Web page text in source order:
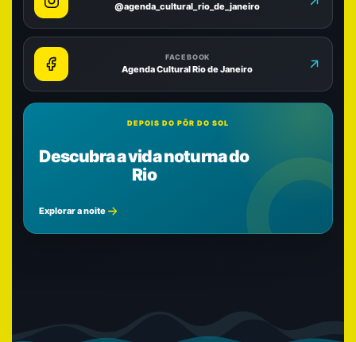
@agenda_cultural_rio_de_janeiro
FACEBOOK
Agenda Cultural Rio de Janeiro
DEPOIS DO PÔR DO SOL
Descubra a vida noturna do
Rio
Explorar a noite